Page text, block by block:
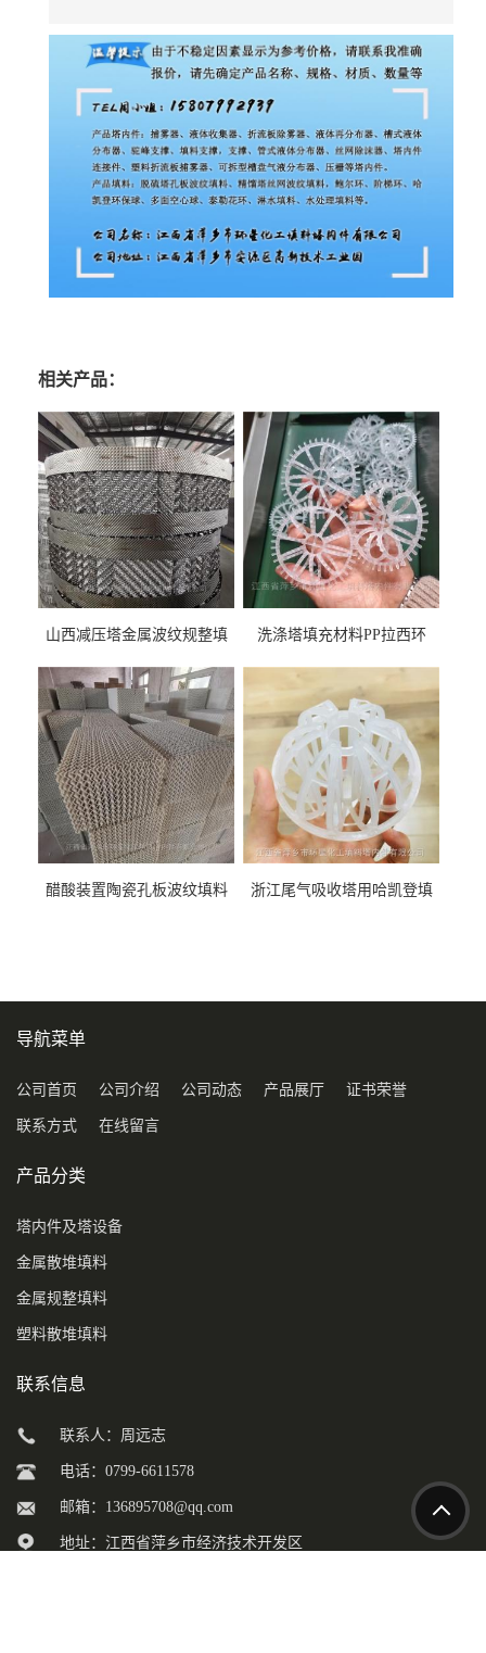
相关产品：
山西减压塔金属波纹规整填
料
洗涤塔填充材料PP拉西环
醋酸装置陶瓷孔板波纹填料
浙江尾气吸收塔用哈凯登填
导航菜单
公司首页 公司介绍 公司动态 产品展厅 证书荣誉
联系方式 在线留言
产品分类
塔内件及塔设备
金属散堆填料
金属规整填料
塑料散堆填料
联系信息
联系人：周远志
电话：0799-6611578
邮箱： 136895708@qq.com
地址：江西省萍乡市经济技术开发区